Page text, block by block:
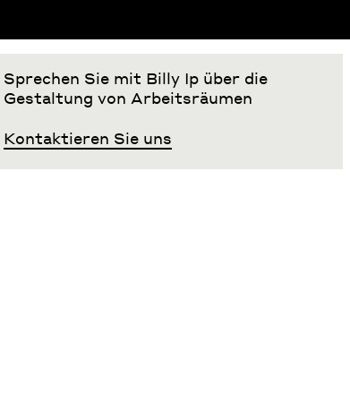
Sprechen Sie mit Billy Ip über die
Gestaltung von Arbeitsräumen
Kontaktieren Sie uns